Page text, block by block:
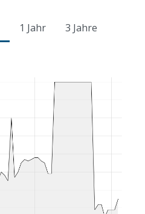
1 Jahr
3 Jahre